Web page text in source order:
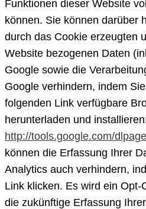
Funktionen dieser Website
können. Sie können darüber
durch das Cookie erzeugten
Website bezogenen Daten
Google sowie die
Google verhindern, indem
folgenden Link verfügbare
herunterladen und
http://tools.google.com/
können die Erfassung Ihrer
Analytics auch verhindern,
Link klicken. Es wird ein
die zukünftige Erfassung